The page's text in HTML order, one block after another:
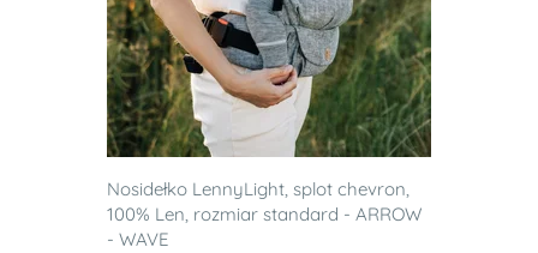
Nosidełko LennyLight, splot chevron,
100% Len, rozmiar standard - ARROW
- WAVE